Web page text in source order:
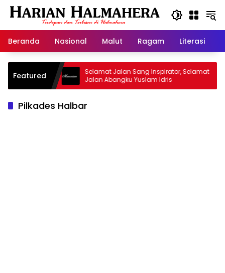
Langsung
Beranda
Nasional Malut Ragam Literasi
Featured
Selamat Jalan Sang Inspirator, Selamat
Jalan Abangku Yuslam Idris
Pilkades Halbar